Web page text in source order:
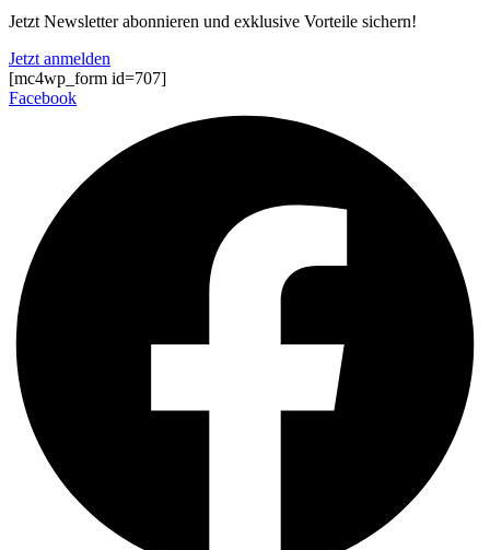
Jetzt Newsletter abonnieren und exklusive Vorteile sichern!
Jetzt anmelden
[mc4wp_form id=707]
Facebook